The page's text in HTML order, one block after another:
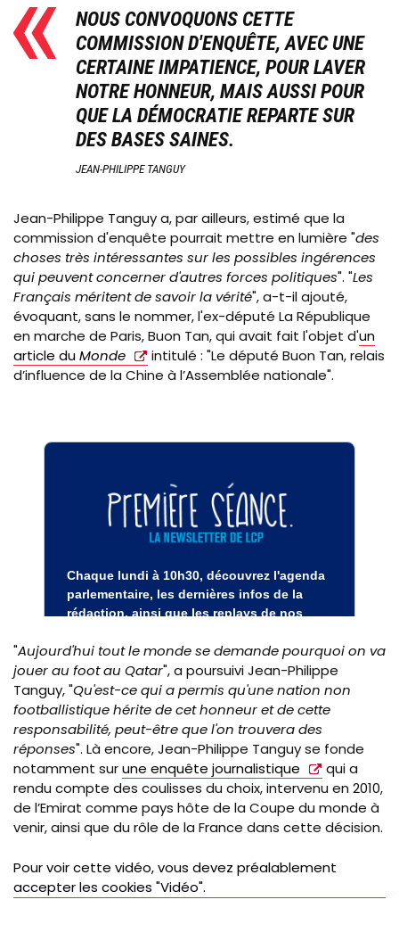
NOUS CONVOQUONS CETTE
COMMISSION D'ENQUÊTE, AVEC UNE
CERTAINE IMPATIENCE, POUR LAVER
NOTRE HONNEUR, MAIS AUSSI POUR
QUE LA DÉMOCRATIE REPARTE SUR
DES BASES SAINES.
JEAN-PHILIPPE TANGUY
Jean-Philippe Tanguy a, par ailleurs, estimé que la
commission d'enquête pourrait mettre en lumière "des
choses très intéressantes sur les possibles ingérences
qui peuvent concerner d'autres forces politiques". "Les
Français méritent de savoir la vérité", a-t-il ajouté,
évoquant, sans le nommer, l'ex-député La République
en marche de Paris, Buon Tan, qui avait fait l'objet d'un
article duMonde
intitulé : "Le député Buon Tan, relais
d’influence de la Chine à l’Assemblée nationale".
"Aujourd'hui tout le monde se demande pourquoi on va
jouer au foot au Qatar", a poursuivi Jean-Philippe
Tanguy, "Qu'est-ce qui a permis qu'une nation non
footballistique hérite de cet honneur et de cette
responsabilité, peut-être que l'on trouvera des
réponses". Là encore, Jean-Philippe Tanguy se fonde
notamment surune enquête journalistique
qui a
rendu compte des coulisses du choix, intervenu en 2010,
de l’Emirat comme pays hôte de la Coupe du monde à
venir, ainsi que du rôle de la France dans cette décision.
Pour voir cette vidéo, vous devez préalablement
accepter les cookies "Vidéo".